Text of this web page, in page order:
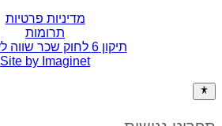
מדיניות פרטיות
תרומות
תיקון 6 לחוק שכר שווה לעובד/ת
Site by Imaginet